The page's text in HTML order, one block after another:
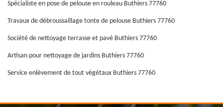
Spécialiste en pose de pelouse en rouleau Buthiers 77760
Travaux de débroussaillage tonte de pelouse Buthiers 77760
Société de nettoyage terrasse et pavé Buthiers 77760
Artisan pour nettoyage de jardins Buthiers 77760
Service enlèvement de tout végétaux Buthiers 77760